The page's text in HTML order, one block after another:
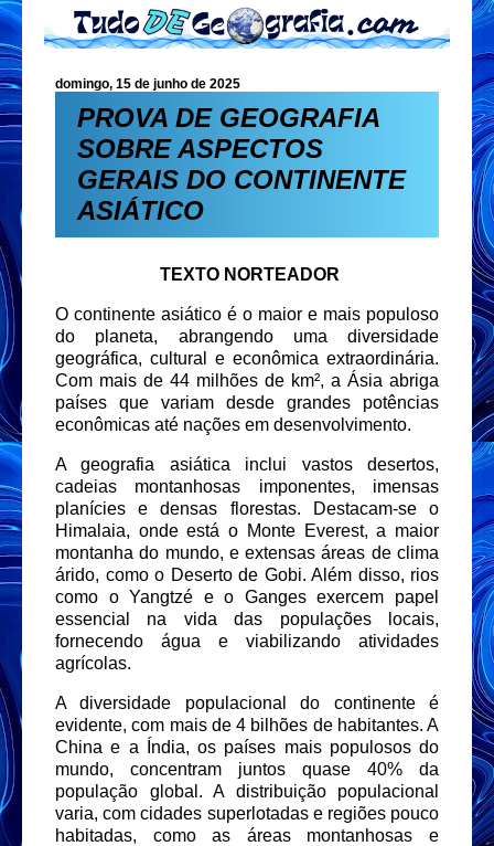
domingo, 15 de junho de 2025
PROVA DE GEOGRAFIA
SOBRE ASPECTOS
GERAIS DO CONTINENTE
ASIÁTICO
TEXTO NORTEADOR
O continente asiático é o maior e mais populoso
do planeta, abrangendo uma diversidade
geográfica, cultural e econômica extraordinária.
Com mais de 44 milhões de km², a Ásia abriga
países que variam desde grandes potências
econômicas até nações em desenvolvimento.
A geografia asiática inclui vastos desertos,
cadeias montanhosas imponentes, imensas
planícies e densas florestas. Destacam-se o
Himalaia, onde está o Monte Everest, a maior
montanha do mundo, e extensas áreas de clima
árido, como o Deserto de Gobi. Além disso, rios
como o Yangtzé e o Ganges exercem papel
essencial na vida das populações locais,
fornecendo água e viabilizando atividades
agrícolas.
A diversidade populacional do continente é
evidente, com mais de 4 bilhões de habitantes. A
China e a Índia, os países mais populosos do
mundo, concentram juntos quase 40% da
população global. A distribuição populacional
varia, com cidades superlotadas e regiões pouco
habitadas, como as áreas montanhosas e